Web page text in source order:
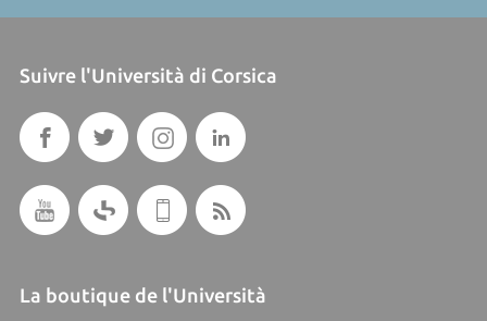
Suivre l'Università di Corsica
La boutique de l'Università